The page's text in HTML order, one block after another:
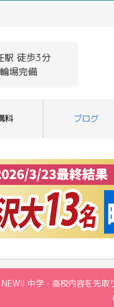
駅 徒歩3分
場完備
料 ブログ
NEW!! 中学・高校内容を先取